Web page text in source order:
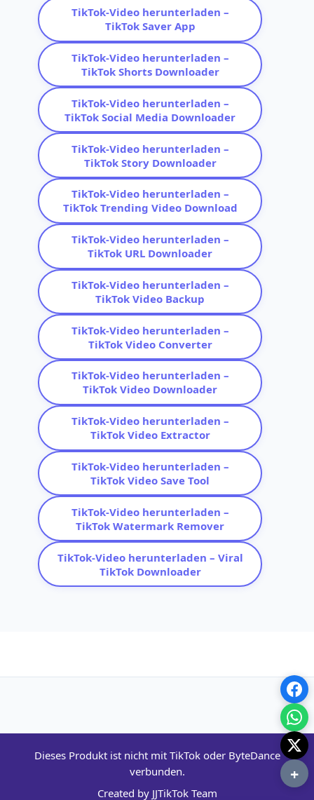
TikTok-Video herunterladen –
TikTok Saver App
TikTok-Video herunterladen –
TikTok Shorts Downloader
TikTok-Video herunterladen –
TikTok Social Media Downloader
TikTok-Video herunterladen –
TikTok Story Downloader
TikTok-Video herunterladen –
TikTok Trending Video Download
TikTok-Video herunterladen –
TikTok URL Downloader
TikTok-Video herunterladen –
TikTok Video Backup
TikTok-Video herunterladen –
TikTok Video Converter
TikTok-Video herunterladen –
TikTok Video Downloader
TikTok-Video herunterladen –
TikTok Video Extractor
TikTok-Video herunterladen –
TikTok Video Save Tool
TikTok-Video herunterladen –
TikTok Watermark Remover
TikTok-Video herunterladen – Viral
TikTok Downloader
Dieses Produkt ist nicht mit TikTok oder ByteDance
verbunden.
Created by JJTikTok Team
+